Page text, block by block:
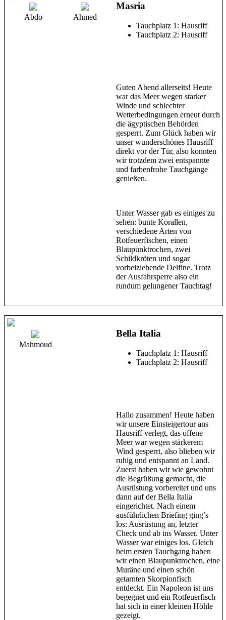
Abdo Ahmed
Masria
Tauchplatz 1: Hausriff
Tauchplatz 2: Hausriff
Guten Abend allerseits! Heute
war das Meer wegen starker
Winde und schlechter
Wetterbedingungen erneut durch
die ägyptischen Behörden
gesperrt. Zum Glück haben wir
unser wunderschönes Hausriff
direkt vor der Tür, also konnten
wir trotzdem zwei entspannte
und farbenfrohe Tauchgänge
genießen.
Unter Wasser gab es einiges zu
sehen: bunte Korallen,
verschiedene Arten von
Rotfeuerfischen, einen
Blaupunktrochen, zwei
Schildkröten und sogar
vorbeiziehende Delfine. Trotz
der Ausfahrsperre also ein
rundum gelungener Tauchtag!
Mahmoud
Bella Italia
Tauchplatz 1: Hausriff
Tauchplatz 2: Hausriff
Hallo zusammen! Heute haben
wir unsere Einsteigertour ans
Hausriff verlegt, das offene
Meer war wegen stärkerem
Wind gesperrt, also blieben wir
ruhig und entspannt an Land.
Zuerst haben wir wie gewohnt
die Begrüßung gemacht, die
Ausrüstung vorbereitet und uns
dann auf der Bella Italia
eingerichtet. Nach einem
ausführlichen Briefing ging’s
los: Ausrüstung an, letzter
Check und ab ins Wasser. Unter
Wasser war einiges los. Gleich
beim ersten Tauchgang haben
wir einen Blaupunktrochen, eine
Muräne und einen schön
getarnten Skorpionfisch
entdeckt. Ein Napoleon ist uns
begegnet und ein Rotfeuerfisch
hat sich in einer kleinen Höhle
gezeigt.